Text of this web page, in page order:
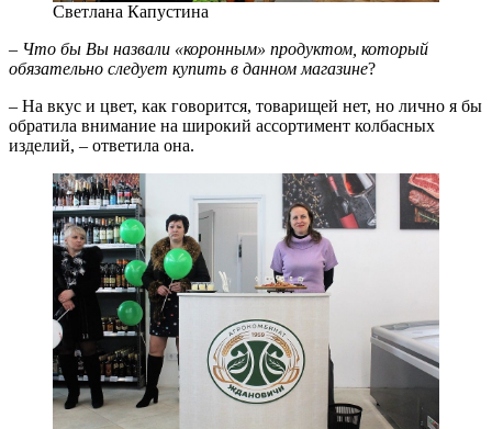
Светлана Капустина
– Что бы Вы назвали «коронным» продуктом, который
обязательно следует купить в данном магазине?
– На вкус и цвет, как говорится, товарищей нет, но лично я бы
обратила внимание на широкий ассортимент колбасных
изделий, – ответила она.